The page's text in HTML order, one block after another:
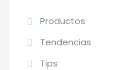
Productos
Tendencias
Tips